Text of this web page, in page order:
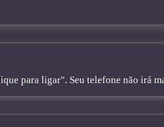
para ligar". Seu telefone não irá